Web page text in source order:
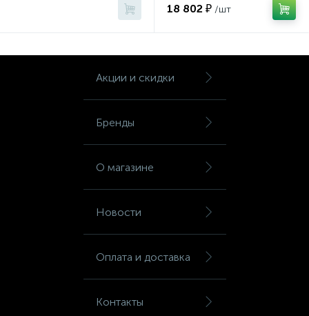
18 802 ₽ /шт
Акции и скидки
Бренды
О магазине
Новости
Оплата и доставка
Контакты
Шкафы для бумаг